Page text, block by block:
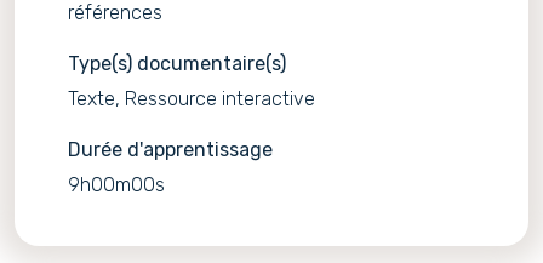
références
Type(s) documentaire(s)
Texte, Ressource interactive
Durée d'apprentissage
9h00m00s